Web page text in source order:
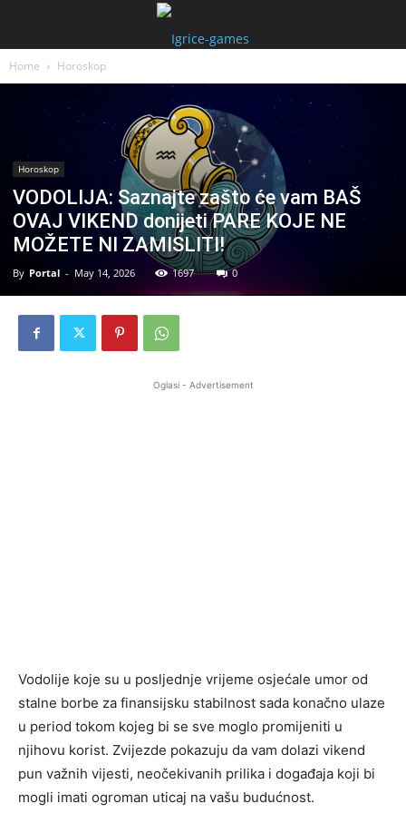
Home Horoskop
Horoskop
VODOLIJA: Saznajte zašto će vam BAŠ
OVAJ VIKEND donijeti PARE KOJE NE
MOŽETE NI ZAMISLITI!
By Portal - May 14, 2026 1697 0
Oglasi - Advertisement
Vodolije koje su u posljednje vrijeme osjećale umor od
stalne borbe za finansijsku stabilnost sada konačno ulaze
u period tokom kojeg bi se sve moglo promijeniti u
njihovu korist. Zvijezde pokazuju da vam dolazi vikend
pun važnih vijesti, neočekivanih prilika i događaja koji bi
mogli imati ogroman uticaj na vašu budućnost.